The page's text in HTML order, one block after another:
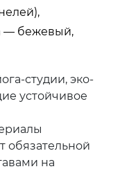
— бежевый,
студии, эко-
устойчивое
обязательной
на